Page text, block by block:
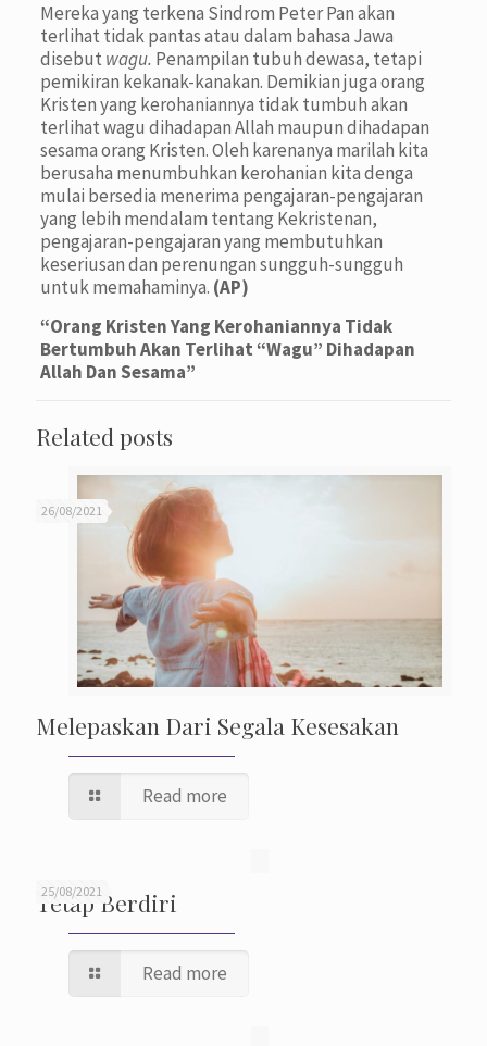
Mereka yang terkena Sindrom Peter Pan akan
terlihat tidak pantas atau dalam bahasa Jawa
disebut wagu. Penampilan tubuh dewasa, tetapi
pemikiran kekanak-kanakan. Demikian juga orang
Kristen yang kerohaniannya tidak tumbuh akan
terlihat wagu dihadapan Allah maupun dihadapan
sesama orang Kristen. Oleh karenanya marilah kita
berusaha menumbuhkan kerohanian kita denga
mulai bersedia menerima pengajaran-pengajaran
yang lebih mendalam tentang Kekristenan,
pengajaran-pengajaran yang membutuhkan
keseriusan dan perenungan sungguh-sungguh
untuk memahaminya. (AP)
“Orang Kristen Yang Kerohaniannya Tidak
Bertumbuh Akan Terlihat “Wagu” Dihadapan
Allah Dan Sesama”
Related posts
26/08/2021
Melepaskan Dari Segala Kesesakan
Read more
25/08/2021
Tetap Berdiri
Read more